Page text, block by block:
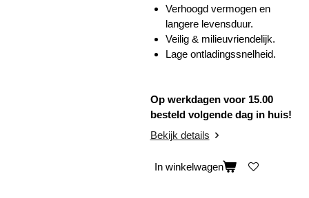
Verhoogd vermogen en
langere levensduur.
Veilig & milieuvriendelijk.
Lage ontladingssnelheid.
Op werkdagen voor 15.00
besteld volgende dag in huis!
Bekijk details
In winkelwagen